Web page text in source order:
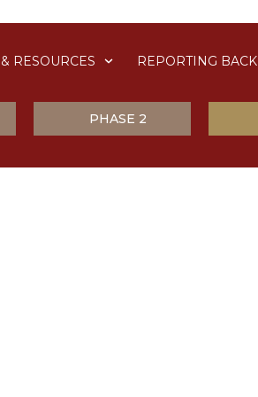
RESOURCES REPORTING BACK
PHASE 2